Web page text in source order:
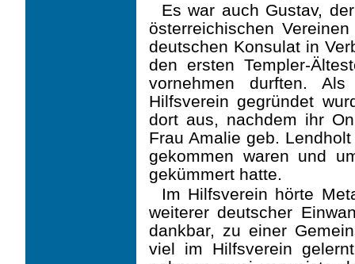
Es war auch Gustav,
österreichischen
deutschen Konsulat in
den ersten Templer-
vornehmen durften.
Hilfsverein gegründet
dort aus, nachdem ihr
Frau Amalie geb.
gekommen waren und
gekümmert hatte.
Im Hilfsverein hörte
weiterer deutscher
dankbar, zu einer
viel im Hilfsverein